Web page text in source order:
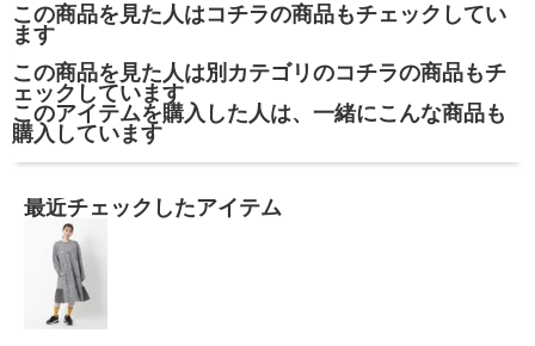
この商品を見た人はコチラの商品もチェックしてい
ます
この商品を見た人は別カテゴリのコチラの商品もチ
ェックしています
このアイテムを購入した人は、一緒にこんな商品も
購入しています
最近チェックしたアイテム